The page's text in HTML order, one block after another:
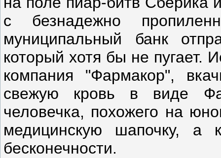
с безнадежно
муниципальный банк
который хотя бы не пугает.
компания "Фармакор",
свежую кровь в виде
человечка, похожего на
медицинскую шапочку,
бесконечности.